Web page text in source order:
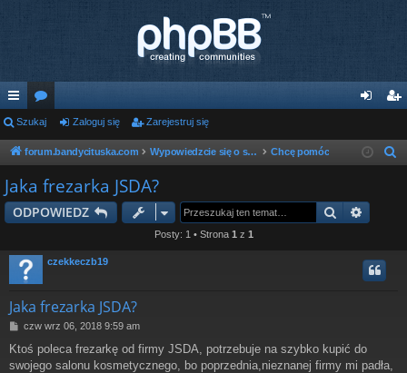
ię
ce
j
…
or
a og
si
ej
Szukaj Zaloguj się Zarejestruj się
forum.bandycituska.com Wypowiedzcie się o sprawie Chcę pomóc
Jaka frezarka JSDA?
ODPOWIEDZ Szukaj
Posty: 1 • Strona 1 z 1
czekkeczb19
Jaka frezarka JSDA?
P
s
t
czw wrz 06, 2018 9:59 am
Ktoś poleca frezarkę od firmy JSDA, potrzebuje na szybko kupić do
swojego salonu kosmetycznego, bo poprzednia,nieznanej firmy mi padła,